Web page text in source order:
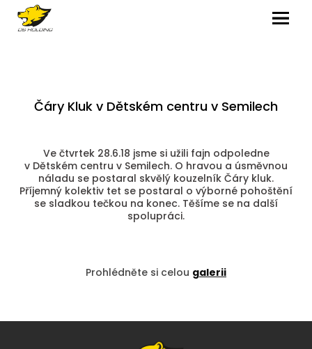
MENU
Čáry Kluk v Dětském centru v Semilech
Ve čtvrtek 28.6.18 jsme si užili fajn odpoledne
v Dětském centru v Semilech. O hravou a úsměvnou
náladu se postaral skvělý kouzelník Čáry kluk.
Příjemný kolektiv tet se postaral o výborné pohoštění
se sladkou tečkou na konec. Těšíme se na další
spolupráci.
Prohlédněte si celou galerii